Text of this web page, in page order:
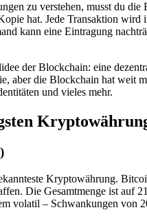
zu verstehen, musst du
hat. Jede Transaktion wird
kann eine Eintragung
der Blockchain: eine
aber die Blockchain hat weit
und vieles mehr.
Kryptowährung.
Die Gesamtmenge ist auf
volatil – Schwankungen von